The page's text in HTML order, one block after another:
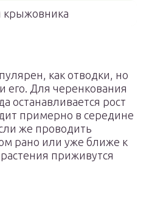
крыжовника
как отводки, но
его. Для черенкования
останавливается рост
примерно в середине
же проводить
рано или уже ближе к
приживутся